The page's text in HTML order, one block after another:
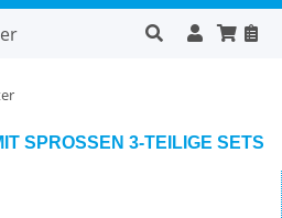
SPROSSEN 3-TEILIGE SETS